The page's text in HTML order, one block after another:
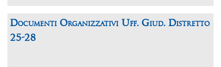
Documenti Organizzativi Uff. Giud. Distretto
25-28